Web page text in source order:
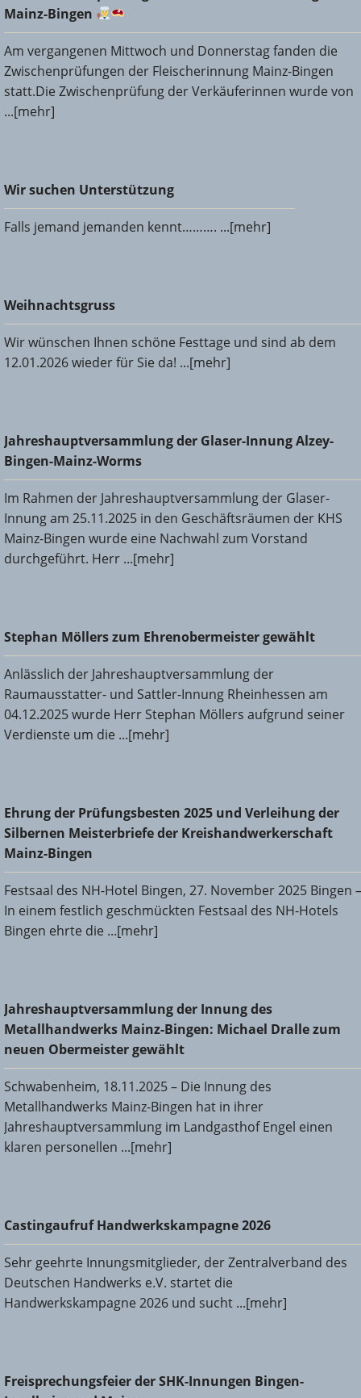
Bingen
Mainz-Bingen
Am vergangenen Mittwoch und Donnerstag fanden die
Zwischenprüfungen der Fleischerinnung Mainz-Bingen
statt.Die Zwischenprüfung der Verkäuferinnen wurde von
...[mehr]
Wir suchen Unterstützung
Wir suchen Unterstützung
Falls jemand jemanden kennt………. ...[mehr]
Weihnachtsgruss
Weihnachtsgruss
Wir wünschen Ihnen schöne Festtage und sind ab dem
12.01.2026 wieder für Sie da! ...[mehr]
Jahreshauptversammlung der Glaser-Innung Alzey-Bingen-
Mainz-Worms
Jahreshauptversammlung der Glaser-Innung Alzey-
Bingen-Mainz-Worms
Im Rahmen der Jahreshauptversammlung der Glaser-
Innung am 25.11.2025 in den Geschäftsräumen der KHS
Mainz-Bingen wurde eine Nachwahl zum Vorstand
durchgeführt. Herr ...[mehr]
Stephan Möllers zum Ehrenobermeister gewählt
Stephan Möllers zum Ehrenobermeister gewählt
Anlässlich der Jahreshauptversammlung der
Raumausstatter- und Sattler-Innung Rheinhessen am
04.12.2025 wurde Herr Stephan Möllers aufgrund seiner
Verdienste um die ...[mehr]
Ehrung der Prüfungsbesten 2025 und Verleihung der
Silbernen Meisterbriefe der Kreishandwerkerschaft Mainz-
Bingen
Ehrung der Prüfungsbesten 2025 und Verleihung der
Silbernen Meisterbriefe der Kreishandwerkerschaft
Mainz-Bingen
Festsaal des NH-Hotel Bingen, 27. November 2025 Bingen –
In einem festlich geschmückten Festsaal des NH-Hotels
Bingen ehrte die ...[mehr]
Jahreshauptversammlung der Innung des
Metallhandwerks Mainz-Bingen: Michael Dralle zum neuen
Obermeister gewählt
Jahreshauptversammlung der Innung des
Metallhandwerks Mainz-Bingen: Michael Dralle zum
neuen Obermeister gewählt
Schwabenheim, 18.11.2025 – Die Innung des
Metallhandwerks Mainz-Bingen hat in ihrer
Jahreshauptversammlung im Landgasthof Engel einen
klaren personellen ...[mehr]
Castingaufruf Handwerkskampagne 2026
Castingaufruf Handwerkskampagne 2026
Sehr geehrte Innungsmitglieder, der Zentralverband des
Deutschen Handwerks e.V. startet die
Handwerkskampagne 2026 und sucht ...[mehr]
Freisprechungsfeier der SHK-Innungen Bingen-Ingelheim
und Mainz
Freisprechungsfeier der SHK-Innungen Bingen-